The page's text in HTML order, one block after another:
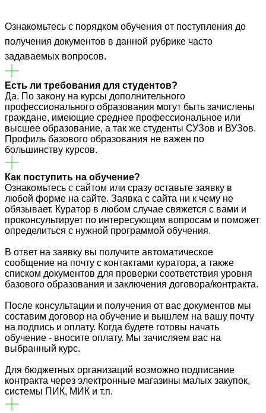
Ознакомьтесь с порядком обучения от поступления до
получения документов в данной рубрике часто
задаваемых вопросов.
Есть ли требования для студентов?
Да. По закону на курсы дополнительного
профессионального образования могут быть зачислены
граждане, имеющие среднее профессиональное или
высшее образование, а так же студенты СУЗов и ВУЗов.
Профиль базового образования не важен по
большинству курсов.
Как поступить на обучение?
Ознакомьтесь с сайтом или сразу оставьте заявку в
любой форме на сайте. Заявка с сайта ни к чему не
обязывает. Куратор в любом случае свяжется с вами и
проконсультирует по интересующим вопросам и поможет
определиться с нужной программой обучения.
В ответ на заявку вы получите автоматическое
сообщение на почту с контактами куратора, а также
списком документов для проверки соответствия уровня
базового образования и заключения договора/контракта.
После консультации и получения от вас документов мы
составим договор на обучение и вышлем на вашу почту
на подпись и оплату. Когда будете готовы начать
обучение - вносите оплату. Мы зачисляем вас на
выбранный курс.
Для бюджетных организаций возможно подписание
контракта через электронные магазины малых закупок,
системы ПИК, МИК и т.п.